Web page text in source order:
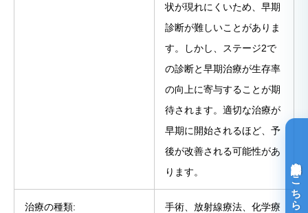
状が現れにくいため、早期
診断が難しいことがありま
す。しかし、ステージ2で
の診断と早期治療が生存率
の向上に寄与することが期
待されます。適切な治療が
早期に開始されるほど、予
後が改善される可能性があ
ります。
治療の種類:
手術、放射線療法、化学療
光免疫療法詳細はこちら